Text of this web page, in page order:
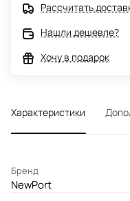
Рассчитать
Нашли дешевле?
Хочу в подарок
Характеристики
Бренд
NewPort